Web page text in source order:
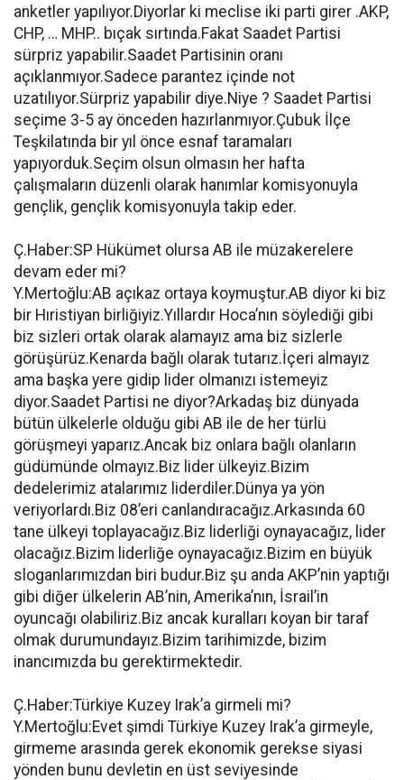
anketler yapılıyor.Diyorlar ki meclise iki parti girer .AKP,
CHP, … MHP.. bıçak sırtında.Fakat Saadet Partisi
sürpriz yapabilir.Saadet Partisinin oranı
açıklanmıyor.Sadece parantez içinde not
uzatılıyor.Sürpriz yapabilir diye.Niye ? Saadet Partisi
seçime 3-5 ay önceden hazırlanmıyor.Çubuk İlçe
Teşkilatında bir yıl önce esnaf taramaları
yapıyorduk.Seçim olsun olmasın her hafta
çalışmaların düzenli olarak hanımlar komisyonuyla
gençlik, gençlik komisyonuyla takip eder.
Ç.Haber:SP Hükümet olursa AB ile müzakerelere
devam eder mi?
Y.Mertoğlu:AB açıkaz ortaya koymuştur.AB diyor ki biz
bir Hıristiyan birliğiyiz.Yıllardır Hoca’nın söylediği gibi
biz sizleri ortak olarak alamayız ama biz sizlerle
görüşürüz.Kenarda bağlı olarak tutarız.İçeri almayız
ama başka yere gidip lider olmanızı istemeyiz
diyor.Saadet Partisi ne diyor?Arkadaş biz dünyada
bütün ülkelerle olduğu gibi AB ile de her türlü
görüşmeyi yaparız.Ancak biz onlara bağlı olanların
güdümünde olmayız.Biz lider ülkeyiz.Bizim
dedelerimiz atalarımız liderdiler.Dünya ya yön
veriyorlardı.Biz 08’eri canlandıracağız.Arkasında 60
tane ülkeyi toplayacağız.Biz liderliği oynayacağız, lider
olacağız.Bizim liderliğe oynayacağız.Bizim en büyük
sloganlarımızdan biri budur.Biz şu anda AKP’nin yaptığı
gibi diğer ülkelerin AB’nin, Amerika’nın, İsrail’in
oyuncağı olabiliriz.Biz ancak kuralları koyan bir taraf
olmak durumundayız.Bizim tarihimizde, bizim
inancımızda bu gerektirmektedir.
Ç.Haber:Türkiye Kuzey Irak’a girmeli mi?
Y.Mertoğlu:Evet şimdi Türkiye Kuzey Irak’a girmeyle,
girmeme arasında gerek ekonomik gerekse siyasi
yönden bunu devletin en üst seviyesinde